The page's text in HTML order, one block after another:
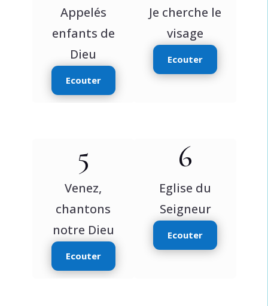
Appelés
enfants de
Dieu
Ecouter
Je cherche le
visage
Ecouter
5
Venez,
chantons
notre Dieu
Ecouter
6
Eglise du
Seigneur
Ecouter